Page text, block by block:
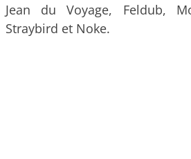
Jean du Voyage, Feldub,
Straybird et Noke.